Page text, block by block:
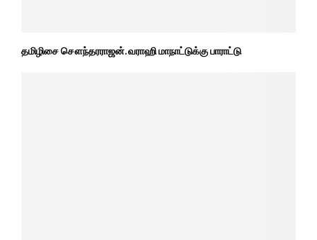
தமிழிசை சௌந்தரராஜன். வராஹி மாநாட்டுக்கு பாராட்டு